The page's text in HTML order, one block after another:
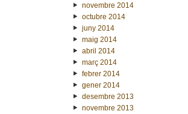
novembre 2014
octubre 2014
juny 2014
maig 2014
abril 2014
març 2014
febrer 2014
gener 2014
desembre 2013
novembre 2013